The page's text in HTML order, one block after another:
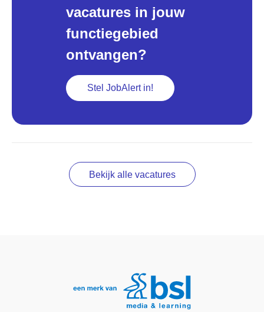
vacatures in jouw
functiegebied
ontvangen?
Stel JobAlert in!
Bekijk alle vacatures